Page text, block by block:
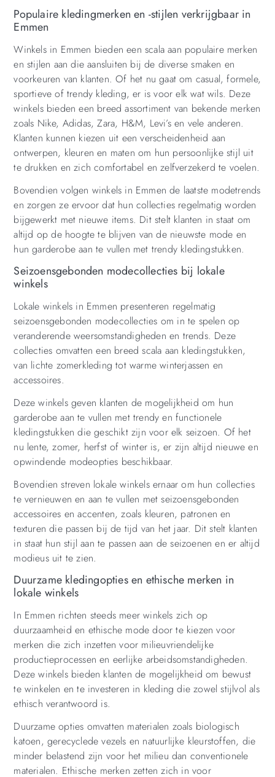
Populaire kledingmerken en -stijlen verkrijgbaar in
Emmen
Winkels in Emmen bieden een scala aan populaire merken
en stijlen aan die aansluiten bij de diverse smaken en
voorkeuren van klanten. Of het nu gaat om casual, formele,
sportieve of trendy kleding, er is voor elk wat wils. Deze
winkels bieden een breed assortiment van bekende merken
zoals Nike, Adidas, Zara, H&M, Levi’s en vele anderen.
Klanten kunnen kiezen uit een verscheidenheid aan
ontwerpen, kleuren en maten om hun persoonlijke stijl uit
te drukken en zich comfortabel en zelfverzekerd te voelen.
Bovendien volgen winkels in Emmen de laatste modetrends
en zorgen ze ervoor dat hun collecties regelmatig worden
bijgewerkt met nieuwe items. Dit stelt klanten in staat om
altijd op de hoogte te blijven van de nieuwste mode en
hun garderobe aan te vullen met trendy kledingstukken.
Seizoensgebonden modecollecties bij lokale
winkels
Lokale winkels in Emmen presenteren regelmatig
seizoensgebonden modecollecties om in te spelen op
veranderende weersomstandigheden en trends. Deze
collecties omvatten een breed scala aan kledingstukken,
van lichte zomerkleding tot warme winterjassen en
accessoires.
Deze winkels geven klanten de mogelijkheid om hun
garderobe aan te vullen met trendy en functionele
kledingstukken die geschikt zijn voor elk seizoen. Of het
nu lente, zomer, herfst of winter is, er zijn altijd nieuwe en
opwindende modeopties beschikbaar.
Bovendien streven lokale winkels ernaar om hun collecties
te vernieuwen en aan te vullen met seizoensgebonden
accessoires en accenten, zoals kleuren, patronen en
texturen die passen bij de tijd van het jaar. Dit stelt klanten
in staat hun stijl aan te passen aan de seizoenen en er altijd
modieus uit te zien.
Duurzame kledingopties en ethische merken in
lokale winkels
In Emmen richten steeds meer winkels zich op
duurzaamheid en ethische mode door te kiezen voor
merken die zich inzetten voor milieuvriendelijke
productieprocessen en eerlijke arbeidsomstandigheden.
Deze winkels bieden klanten de mogelijkheid om bewust
te winkelen en te investeren in kleding die zowel stijlvol als
ethisch verantwoord is.
Duurzame opties omvatten materialen zoals biologisch
katoen, gerecyclede vezels en natuurlijke kleurstoffen, die
minder belastend zijn voor het milieu dan conventionele
materialen. Ethische merken zetten zich in voor